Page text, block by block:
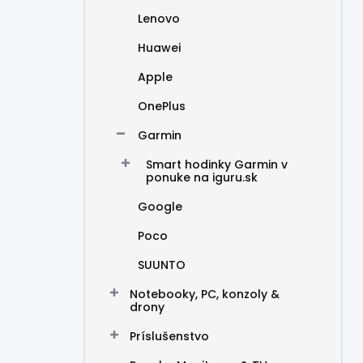
Lenovo
Huawei
Apple
OnePlus
Garmin
Smart hodinky Garmin v
ponuke na iguru.sk
Google
Poco
SUUNTO
Notebooky, PC, konzoly &
drony
Príslušenstvo